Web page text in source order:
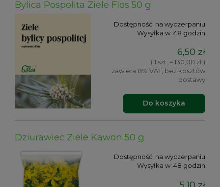
Bylica Pospolita Ziele Flos 50 g
Dostępność: na wyczerpaniu
Wysyłka w: 48 godzin
6,50 zł
( 1 szt. = 130,00 zł )
zawiera 8% VAT, bez kosztów
dostawy
Do koszyka
Dziurawiec Ziele Kawon 50 g
Dostępność: na wyczerpaniu
Wysyłka w: 48 godzin
5,10 zł